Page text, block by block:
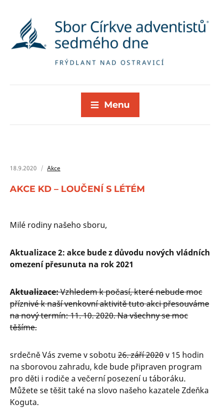
Menu
18.9.2020 Akce
AKCE KD – LOUČENÍ S LÉTÉM
Milé rodiny našeho sboru,
Aktualizace 2: akce bude z důvodu nových vládních
omezení přesunuta na rok 2021
Aktualizace:Vzhledem k počasí, které nebude moc
příznivé k naší venkovní aktivitě tuto akci přesouváme
na nový termín: 11. 10. 2020. Na všechny se moc
těšíme.
srdečně Vás zveme v sobotu 26. září 2020v 15 hodin
na sborovou zahradu, kde bude připraven program
pro děti i rodiče a večerní posezení u táboráku.
Můžete se těšit také na slovo našeho kazatele Zdeňka
Koguta.